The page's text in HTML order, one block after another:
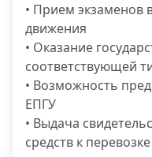
• Прием экзаменов
движения
• Оказание
соответствующей
• Возможность
ЕПГУ
• Выдача
средств к